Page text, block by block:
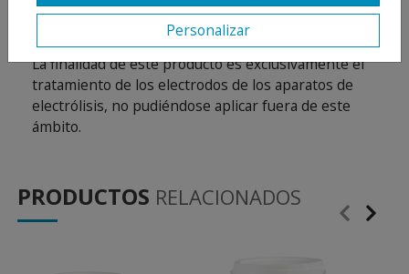
Aplicaciones:
La finalidad de este producto es exclusivamente el
tratamiento de los electrodos de los aparatos de
electrólisis, no pudiéndose aplicar fuera de este
ámbito.
PRODUCTOS RELACIONADOS
Personalizar